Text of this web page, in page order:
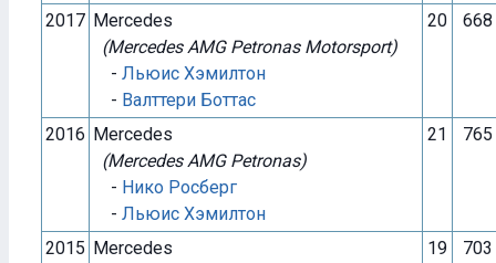
2017 Mercedes
(Mercedes AMG Petronas Motorsport)
- Льюис Хэмилтон
- Валттери Боттас
20 668
2016 Mercedes
(Mercedes AMG Petronas)
- Нико Росберг
- Льюис Хэмилтон
21 765
2015 Mercedes
19 703